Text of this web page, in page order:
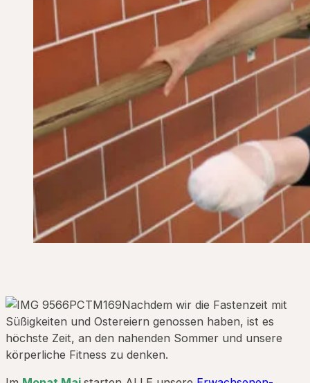
Nachdem wir die Fastenzeit mit
Süßigkeiten und Ostereiern genossen haben, ist es
höchste Zeit, an den nahenden Sommer und unsere
körperliche Fitness zu denken.